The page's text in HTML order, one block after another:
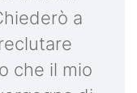
a
che il mio